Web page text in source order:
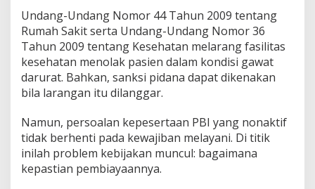
j
b
M
e
l
n
i
P
Undang-Undang Nomor 44 Tahun 2009 tentang
Rumah Sakit serta Undang-Undang Nomor 36
Tahun 2009 tentang Kesehatan melarang fasilitas
kesehatan menolak pasien dalam kondisi gawat
darurat. Bahkan, sanksi pidana dapat dikenakan
bila larangan itu dilanggar.
Namun, persoalan kepesertaan PBI yang nonaktif
tidak berhenti pada kewajiban melayani. Di titik
inilah problem kebijakan muncul: bagaimana
kepastian pembiayaannya.